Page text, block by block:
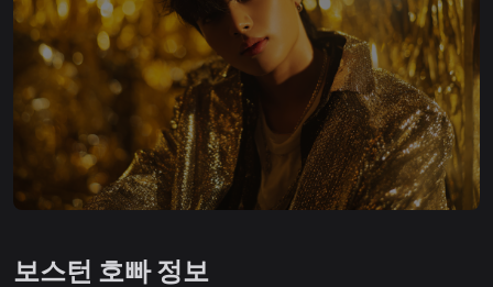
보스턴 호빠 정보